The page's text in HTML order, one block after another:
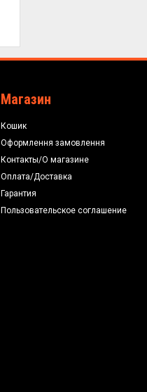
Магазин
Кошик
Оформлення замовлення
Контакты/О магазине
Оплата/Доставка
Гарантия
Пользовательское соглашение